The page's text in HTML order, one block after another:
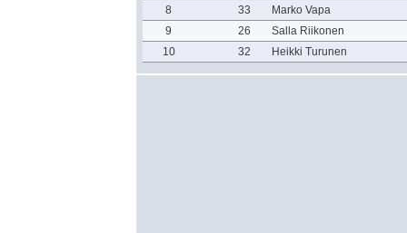
8
33
Marko Vapa
9
26
Salla Riikonen
10
32 Heikki Turunen